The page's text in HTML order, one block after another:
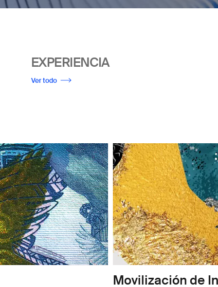
EXPERIENCIA
Ver todo
Imagen
Movilización de Ingresos y